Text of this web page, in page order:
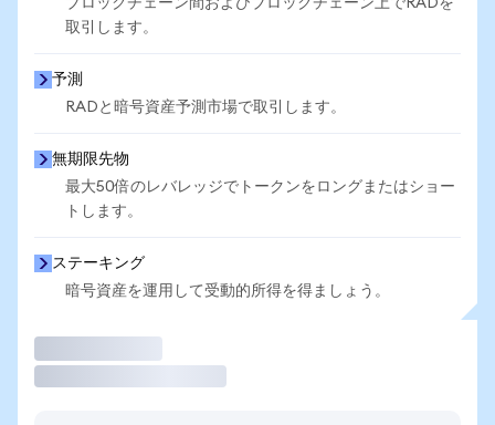
ブロックチェーン間およびブロックチェーン上でRADを
取引します。
予測
RADと暗号資産予測市場で取引します。
無期限先物
最大50倍のレバレッジでトークンをロングまたはショー
トします。
ステーキング
暗号資産を運用して受動的所得を得ましょう。